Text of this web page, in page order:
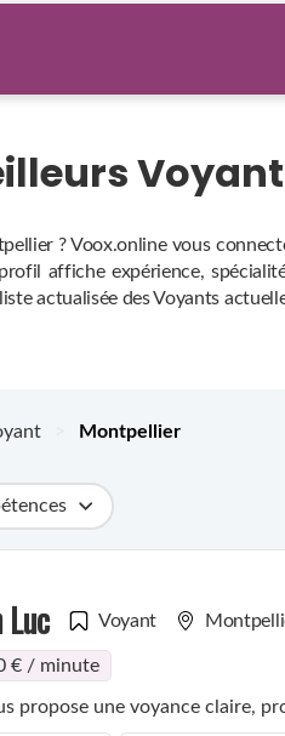
? Voox.online vous
affiche expérience,
actualisée des Voyants
Montpellier
Luc Voyant
€ / minute
propose une voyance claire,